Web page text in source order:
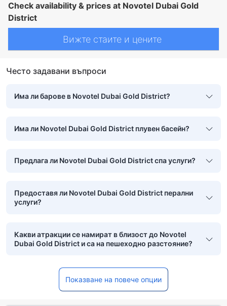
Check availability & prices at Novotel Dubai Gold
District
Вижте стаите и цените
Често задавани въпроси
Има ли барове в Novotel Dubai Gold District?
Има ли Novotel Dubai Gold District плувен басейн?
Предлага ли Novotel Dubai Gold District спа услуги?
Предоставя ли Novotel Dubai Gold District перални
услуги?
Какви атракции се намират в близост до Novotel
Dubai Gold District и са на пешеходно разстояние?
Показване на повече опции